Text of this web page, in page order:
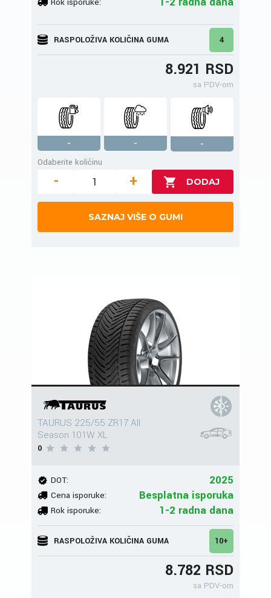
RASPOLOŽIVA KOLIČINA GUMA 4
8.921 RSD
sa PDV-om
- -
-
Odaberite količinu
- +
SAZNAJ VIŠE O GUMI
TAURUS 225/55 ZR17 All
Season 101W XL
0
DOT: 2025
Cena isporuke: Besplatna isporuka
Rok isporuke: 1-2 radna dana
RASPOLOŽIVA KOLIČINA GUMA 10+
8.782 RSD
sa PDV-om